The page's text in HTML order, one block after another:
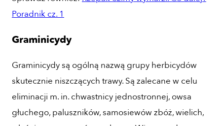
Poradnik cz. 1
Graminicydy
Graminicydy są ogólną nazwą grupy herbicydów
skutecznie niszczących trawy. Są zalecane w celu
eliminacji m. in. chwastnicy jednostronnej, owsa
głuchego, paluszników, samosiewów zbóż, wielich,